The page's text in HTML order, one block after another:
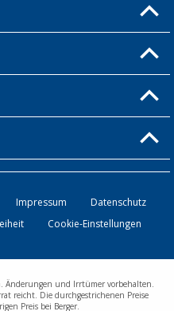
Impressum
Datenschutz
Cookie-Einstellungen
Änderungen und Irrtümer vorbehalten.
reicht. Die durchgestrichenen Preise
Preis bei Berger.